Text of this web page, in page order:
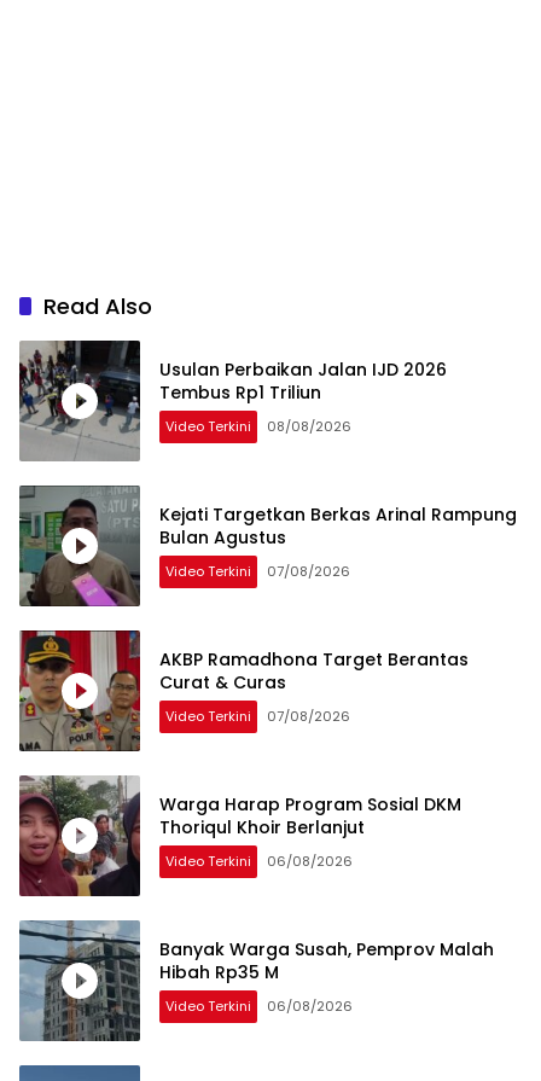
Read Also
Usulan Perbaikan Jalan IJD 2026
Tembus Rp1 Triliun
Video Terkini 08/08/2026
Kejati Targetkan Berkas Arinal Rampung
Bulan Agustus
Video Terkini 07/08/2026
AKBP Ramadhona Target Berantas
Curat & Curas
Video Terkini 07/08/2026
Warga Harap Program Sosial DKM
Thoriqul Khoir Berlanjut
Video Terkini 06/08/2026
Banyak Warga Susah, Pemprov Malah
Hibah Rp35 M
Video Terkini 06/08/2026